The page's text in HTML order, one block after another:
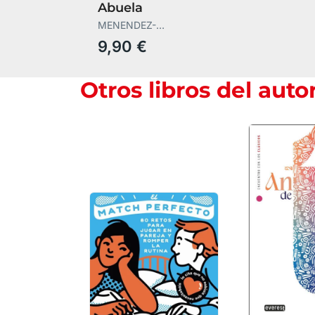
Abuela
MENENDEZ-
PONTE,MARIA
9,90 €
Otros libros del